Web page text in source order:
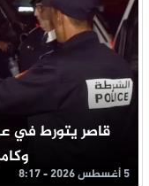
قاصر يتورط في
5 أغسطس 2026 - 8:17